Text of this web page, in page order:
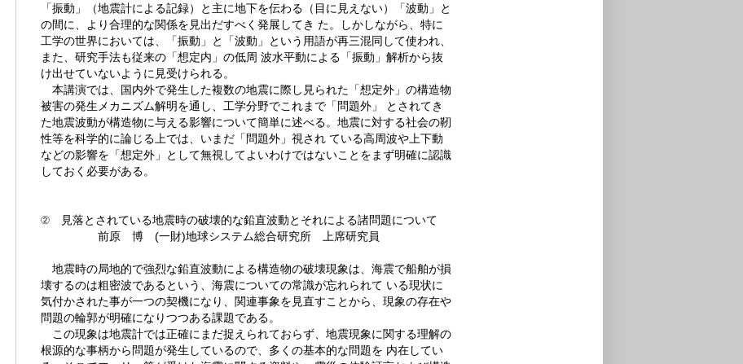
「振動」（地震計による記録）と主に地下を伝わる（目に見えない）「波動」と
の間に、より合理的な関係を見出だすべく発展してき た。しかしながら、特に
工学の世界においては、「振動」と「波動」という用語が再三混同して使われ、
また、研究手法も従来の「想定内」の低周 波水平動による「振動」解析から抜
け出せていないように見受けられる。
本講演では、国内外で発生した複数の地震に際し見られた「想定外」の構造物
被害の発生メカニズム解明を通し、工学分野でこれまで「問題外」 とされてき
た地震波動が構造物に与える影響について簡単に述べる。地震に対する社会の靭
性等を科学的に論じる上では、いまだ「問題外」視され ている高周波や上下動
などの影響を「想定外」として無視してよいわけではないことをまず明確に認識
しておく必要がある。
② 見落とされている地震時の破壊的な鉛直波動とそれによる諸問題について
前原 博 (一財)地球システム総合研究所 上席研究員
地震時の局地的で強烈な鉛直波動による構造物の破壊現象は、海震で船舶が損
壊するのは粗密波であるという、海震についての常識が忘れられて いる現状に
気付かされた事が一つの契機になり、関連事象を見直すことから、現象の存在や
問題の輪郭が明確になりつつある課題である。
この現象は地震計では正確にまだ捉えられておらず、地震現象に関する理解の
根源的な事柄から問題が発生しているので、多くの基本的な問題を 内在してい